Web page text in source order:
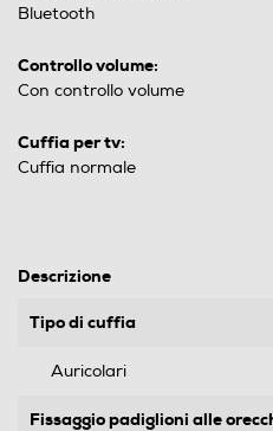
Bluetooth
Controllo volume:
Con controllo volume
Cuffia per tv:
Cuffia normale
Descrizione
Tipo di cuffia
Auricolari
Fissaggio padiglioni alle